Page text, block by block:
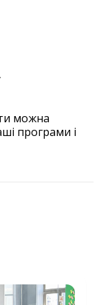
можна
програми і